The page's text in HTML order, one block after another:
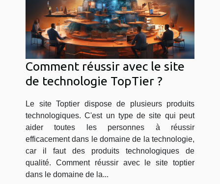
Comment réussir avec le site
de technologie TopTier ?
Le site Toptier dispose de plusieurs produits
technologiques. C'est un type de site qui peut
aider toutes les personnes à réussir
efficacement dans le domaine de la technologie,
car il faut des produits technologiques de
qualité. Comment réussir avec le site toptier
dans le domaine de la...